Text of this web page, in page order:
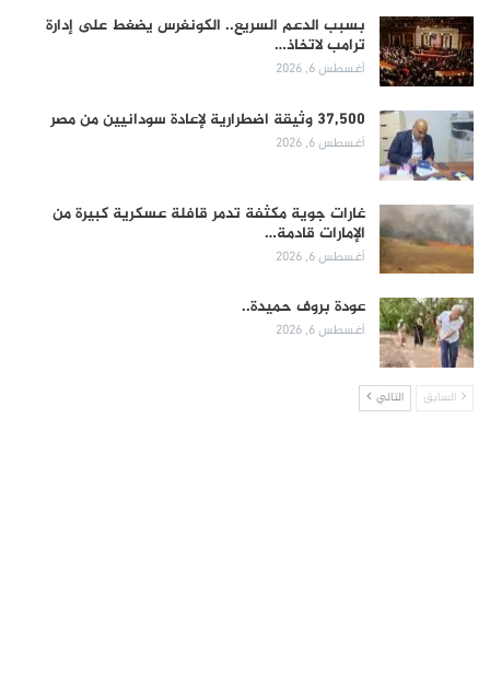
بسبب الدعم السريع.. الكونغرس يضغط على إدارة
ترامب لاتخاذ…
أغسطس 6, 2026
37,500 وثيقة اضطرارية لإعادة سودانيين من مصر
أغسطس 6, 2026
غارات جوية مكثفة تدمر قافلة عسكرية كبيرة من
الإمارات قادمة…
أغسطس 6, 2026
عودة بروف حميدة..
أغسطس 6, 2026
السابق التالي